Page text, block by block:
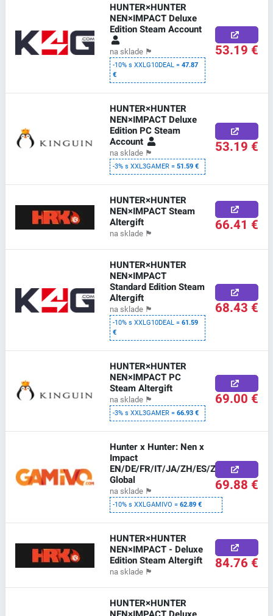
HUNTER×HUNTER
NEN×IMPACT Deluxe
Edition Steam Account
na sklade 🏴
-10% s XXLG10DEAL =47.87
€
53.19 €
HUNTER×HUNTER
NEN×IMPACT Deluxe
Edition PC Steam
Account
na sklade 🏴
-3% s XXL3GAMER =51.59 €
53.19 €
HUNTER×HUNTER
NEN×IMPACT Steam
Altergift
na sklade 🏴 66.41 €
HUNTER×HUNTER
NEN×IMPACT
Standard Edition Steam
Altergift
na sklade 🏴
-10% s XXLG10DEAL =61.59
€
68.43 €
HUNTER×HUNTER
NEN×IMPACT PC
Steam Altergift
na sklade 🏴
-3% s XXL3GAMER =66.93 €
69.00 €
Hunter x Hunter: Nen x
Impact
EN/DE/FR/IT/JA/ZH/ES/ZH
Global
na sklade 🏴
-10% s XXLGAMIVO =62.89 €
69.88 €
HUNTER×HUNTER
NEN×IMPACT - Deluxe
Edition Steam Altergift
na sklade 🏴 84.76 €
HUNTER×HUNTER